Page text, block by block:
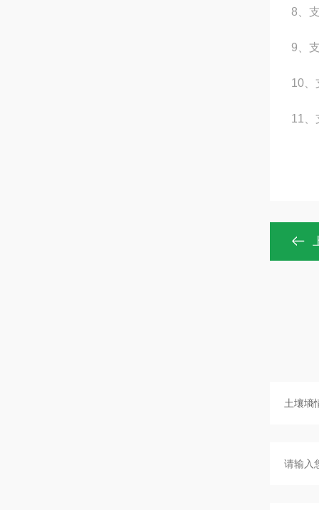
8、
9、
10、
11、